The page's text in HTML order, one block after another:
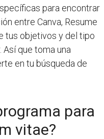
para encontrar
entre Canva, Resume
tus objetivos y del tipo
que toma una
en tu búsqueda de
para
vitae?